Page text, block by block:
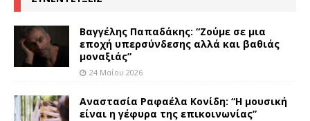
Βαγγέλης Παπαδάκης: “Ζούμε σε μια
εποχή υπερσύνδεσης αλλά και βαθιάς
μοναξιάς”
24 Μαΐου 2026
Αναστασία Ραφαέλα Κονίδη: “Η μουσική
είναι η γέφυρα της επικοινωνίας”